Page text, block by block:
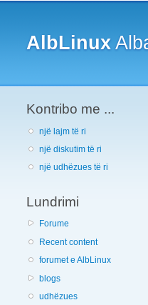
AlbLinux
Kontribo me ...
një lajm të ri
një diskutim të ri
një udhëzues të ri
Lundrimi
Forume
Recent content
forumet e AlbLinux
blogs
udhëzues